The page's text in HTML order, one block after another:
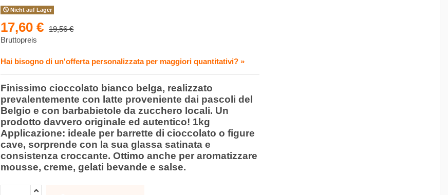
Nicht auf Lager
17,60 €
19,56 €
Bruttopreis
Hai bisogno di un'offerta personalizzata per maggiori quantitativi? »
Finissimo cioccolato bianco belga, realizzato
prevalentemente con latte proveniente dai pascoli del
Belgio e con barbabietole da zucchero locali. Un
prodotto davvero originale ed autentico! 1kg
Applicazione: ideale per barrette di cioccolato o figure
cave, sorprende con la sua glassa satinata e
consistenza croccante. Ottimo anche per aromatizzare
mousse, creme, gelati bevande e salse.